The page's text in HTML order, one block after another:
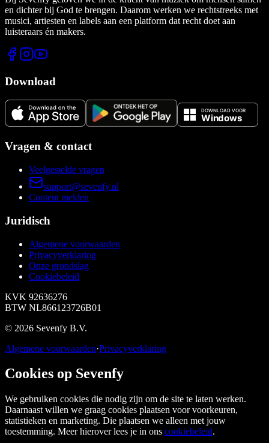
en dichter bij God te brengen. Daarom werken we rechtstreeks met
musici, artiesten en labels aan een platform dat recht doet aan
luisteraars én makers.
Download
Vragen & contact
Veelgestelde vragen
support@sevenfy.nl
Content melden
Juridisch
Algemene voorwaarden
Privacyverklaring
Onze grondslag
Cookiebeleid
KVK 92636276
BTW NL866123726B01
© 2026 Sevenfy B.V.
Algemene voorwaarden·Privacyverklaring
Cookies op Sevenfy
We gebruiken cookies die nodig zijn om de site te laten werken.
Daarnaast willen we graag cookies plaatsen voor voorkeuren,
statistieken en marketing. Die plaatsen we alleen met jouw
toestemming. Meer hierover lees je in ons cookiebeleid.